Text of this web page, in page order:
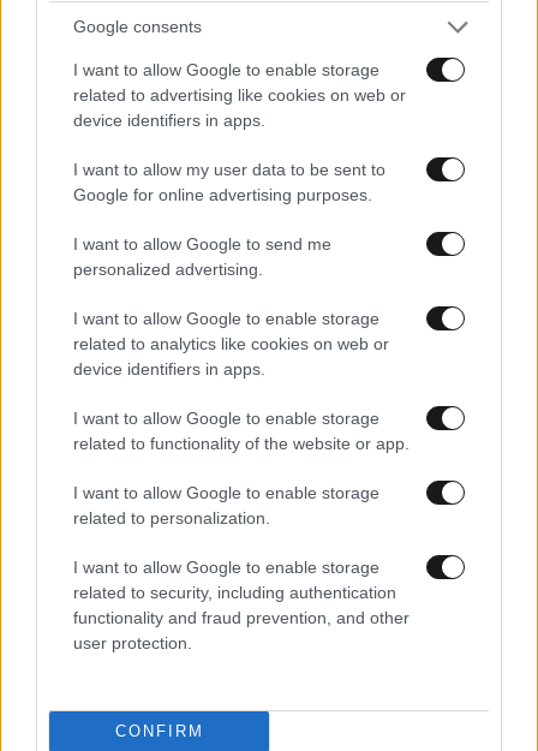
Google consents
I want to allow Google to enable storage
related to advertising like cookies on web or
device identifiers in apps.
I want to allow my user data to be sent to
Google for online advertising purposes.
I want to allow Google to send me
personalized advertising.
I want to allow Google to enable storage
related to analytics like cookies on web or
device identifiers in apps.
I want to allow Google to enable storage
related to functionality of the website or app.
I want to allow Google to enable storage
related to personalization.
I want to allow Google to enable storage
related to security, including authentication
functionality and fraud prevention, and other
user protection.
CONFIRM
Απαντήστε
Εριέττα Κούρκουλου – Τα 33α γενέθλια και τα
φιλιά με τον Βύρωνα Βασιλειάδη: «Καμία στιγμή
ευτυχίας δεδομένη»